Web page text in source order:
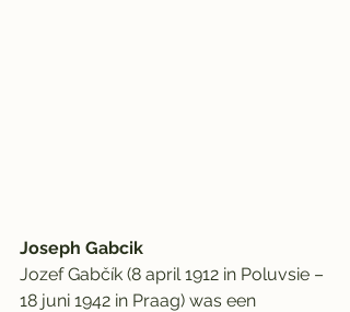
Joseph Gabcik
Jozef Gabčík (8 april 1912 in Poluvsie –
18 juni 1942 in Praag) was een